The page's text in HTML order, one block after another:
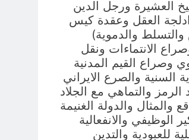
العشيرة ورجل الدين
العقل وعقدة كيس
والتسلط والدموية)
الانتماءات ونقل
وصراع القيم المدنية
والصرع الايراني
والتماهي مع الجلاد
والمثال والدولة الغنيمة
الوظيفي والانفعالية
للعبودية والتدين